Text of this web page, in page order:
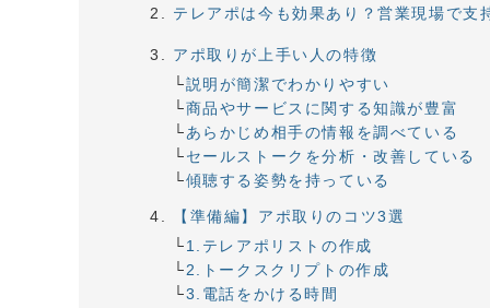
テレアポは今も効果あり？営業現場で支
アポ取りが上手い人の特徴
説明が簡潔でわかりやすい
商品やサービスに関する知識が豊富
あらかじめ相手の情報を調べている
セールストークを分析・改善している
傾聴する姿勢を持っている
【準備編】アポ取りのコツ3選
1.テレアポリストの作成
2.トークスクリプトの作成
3.電話をかける時間